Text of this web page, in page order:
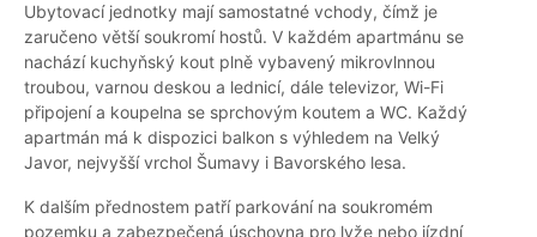
Ubytovací jednotky mají samostatné vchody, čímž je
zaručeno větší soukromí hostů. V každém apartmánu se
nachází kuchyňský kout plně vybavený mikrovlnnou
troubou, varnou deskou a lednicí, dále televizor, Wi-Fi
připojení a koupelna se sprchovým koutem a WC. Každý
apartmán má k dispozici balkon s výhledem na Velký
Javor, nejvyšší vrchol Šumavy i Bavorského lesa.
K dalším přednostem patří parkování na soukromém
pozemku a zabezpečená úschovna pro lyže nebo jízdní